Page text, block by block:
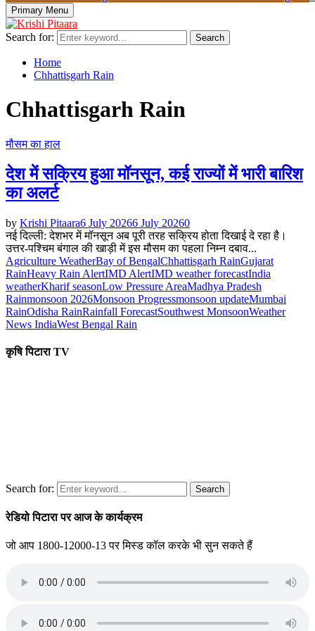
Primary Menu
Search for: Search
Home
Chhattisgarh Rain
Chhattisgarh Rain
मौसम का हाल
देश में सक्रिय हुआ मॉनसून, कई राज्यों में भारी बारिश
का अलर्ट
by Krishi Pitaara6 July 20266 July 20260
नई दिल्ली: देशभर में मॉनसून अब पूरी तरह सक्रिय होता दिखाई दे रहा है।
उत्तर-पश्चिम बंगाल की खाड़ी में इस मौसम का पहला निम्न दबाव...
Agriculture WeatherBay of BengalChhattisgarh RainGujarat
RainHeavy Rain AlertIMD AlertIMD weather forecastIndia
weatherKharif seasonLow Pressure AreaMadhya Pradesh
Rainmonsoon 2026Monsoon Progressmonsoon updateMumbai
RainOdisha RainRainfall ForecastSouthwest MonsoonWeather
News IndiaWest Bengal Rain
कृषि पिटारा TV
Search for: Search
रेडियो पिटारा पर आज के कार्यक्रम
जो आप 1800-12000-13 पर मिस्ड कॉल करके भी सुन सकते हैं